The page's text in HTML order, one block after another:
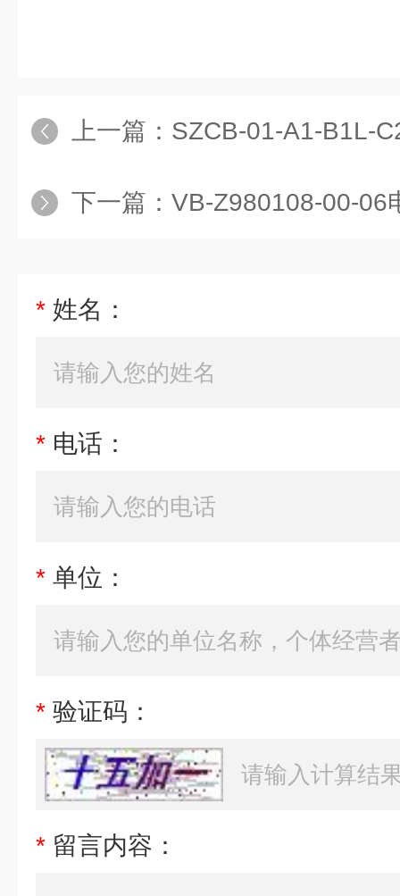
上一篇： SZCB-01-A1-B1L-
下一篇： VB-Z980108-00-06
* 姓名：
* 电话：
* 单位：
* 验证码：
* 留言内容：